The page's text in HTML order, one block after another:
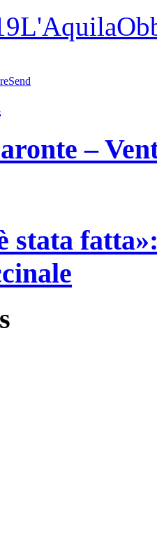
L'Aquila
Send
–
stata